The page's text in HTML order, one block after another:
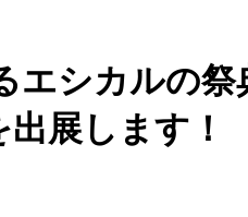
エシカルの祭
展します！